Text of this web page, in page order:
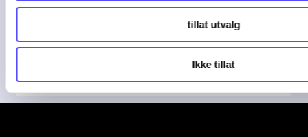
tillat utvalg
Ikke tillat
Stadig flere regnskapsbyråer tar i bruk